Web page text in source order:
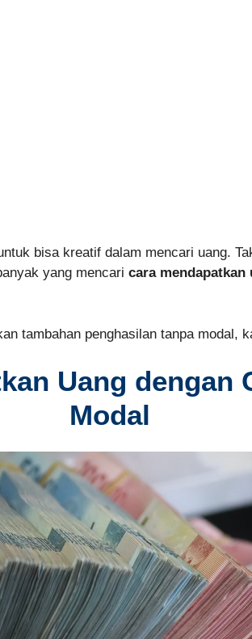
bisa kreatif dalam mencari uang.
yang mencari cara mendapatkan
tambahan penghasilan tanpa modal,
Uang dengan
Modal